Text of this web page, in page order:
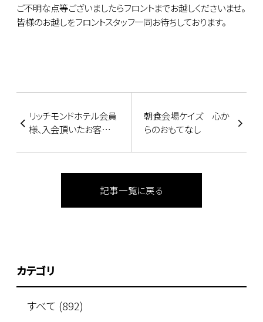
ご不明な点等ございましたらフロントまでお越しくださいませ。
皆様のお越しをフロントスタッフ一同お待ちしております。
リッチモンドホテル会員
様、入会頂いたお客様
ーン
朝食会場ケイズ 心か
らのおもてなし
記事一覧に戻る
カテゴリ
すべて (892)